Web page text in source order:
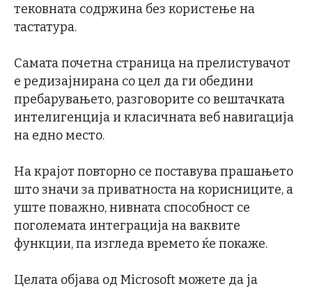
тековната содржина без користење на
тастатура.
Самата почетна страница на прелистувачот
е редизајнирана со цел да ги обедини
пребарувањето, разговорите со вештачката
интелигенција и класичната веб навигација
на едно место.
На крајот повторно се поставува прашањето
што значи за приватноста на корисниците, а
уште поважно, нивната способност се
поголемата интеграција на ваквите
функции, па изгледа времето ќе покаже.
Целата објава од Microsoft можете да ја